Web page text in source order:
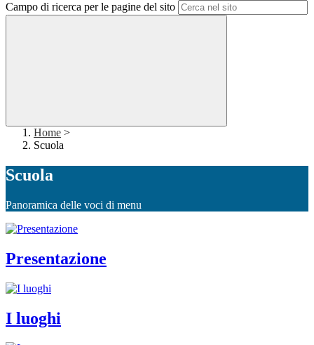
Campo di ricerca per le pagine del sito
Home >
Scuola
Scuola
Panoramica delle voci di menu
Presentazione
I luoghi